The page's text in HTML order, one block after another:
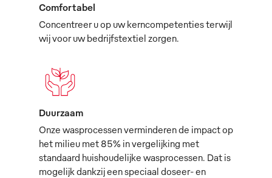
Comfortabel
Concentreer u op uw kerncompetenties terwijl
wij voor uw bedrijfstextiel zorgen.
Duurzaam
Onze wasprocessen verminderen de impact op
het milieu met 85% in vergelijking met
standaard huishoudelijke wasprocessen. Dat is
mogelijk dankzij een speciaal doseer- en